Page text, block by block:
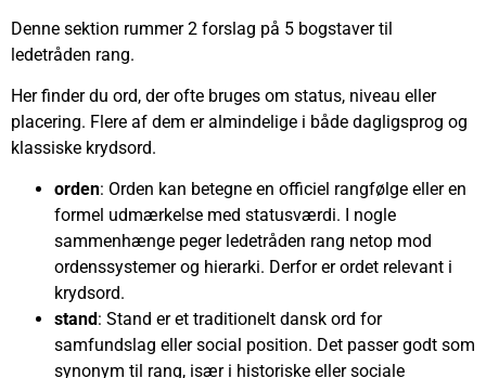
Denne sektion rummer 2 forslag på 5 bogstaver til
ledetråden rang.
Her finder du ord, der ofte bruges om status, niveau eller
placering. Flere af dem er almindelige i både dagligsprog og
klassiske krydsord.
orden: Orden kan betegne en officiel rangfølge eller en
formel udmærkelse med statusværdi. I nogle
sammenhænge peger ledetråden rang netop mod
ordenssystemer og hierarki. Derfor er ordet relevant i
krydsord.
stand : Stand er et traditionelt dansk ord for
samfundslag eller social position. Det passer godt som
synonym til rang, især i historiske eller sociale